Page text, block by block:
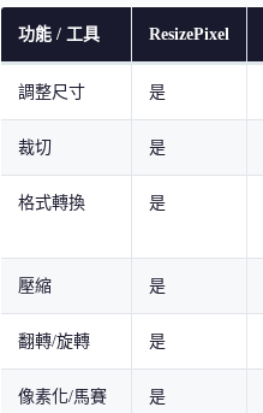
功能 / 工具 ResizePixel
調整尺寸 是
裁切 是
格式轉換 是
壓縮 是
翻轉/旋轉 是
像素化/馬賽
是